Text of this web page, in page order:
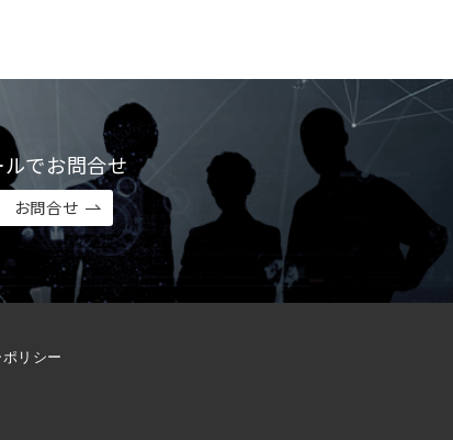
でお問合せ
お問合せ
リシー